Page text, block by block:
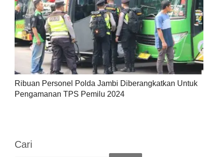
Ribuan Personel Polda Jambi Diberangkatkan Untuk
Pengamanan TPS Pemilu 2024
Cari